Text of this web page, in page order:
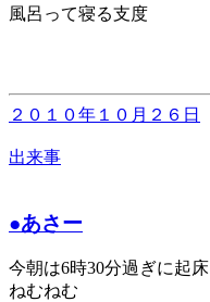
風呂って寝る支度
２０１０年１０月２６日
出来事
●あさー
今朝は6時30分過ぎに起床
ねむねむ